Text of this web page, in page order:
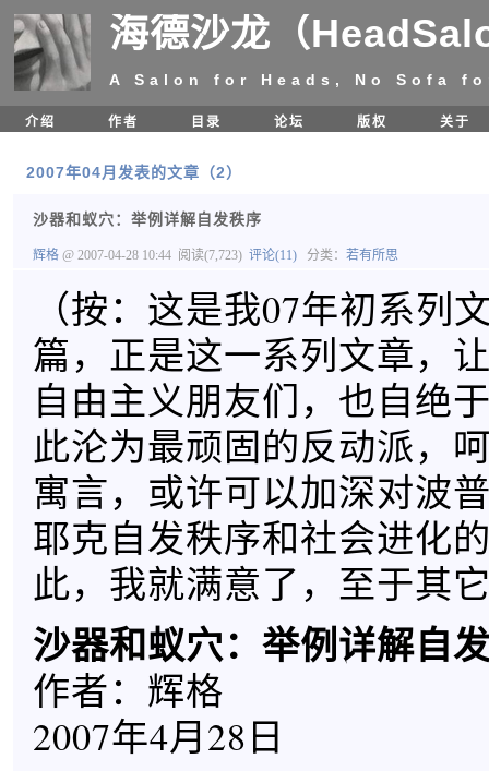
海德沙龙（
A Salon for Heads, No Sofa
介绍 作者 目录 论坛 版权 关于
2007年04月发表的文章（2）
沙器和蚁穴：举例详解自发秩序
辉格 @ 2007-04-28 10:44 阅读(7,723) 评论(11) 分类： 若有所思
（按：这是我07年初系列
篇，正是这一系列文章，
自由主义朋友们，也自绝
此沦为最顽固的反动派，
寓言，或许可以加深对波
耶克自发秩序和社会进化
此，我就满意了，至于其
沙器和蚁穴：举例详解自
作者：辉格
2007年4月28日